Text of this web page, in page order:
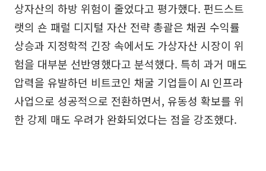
상자산의 하방 위험이 줄었다고 평가했다. 펀드스트
랫의 숀 패럴 디지털 자산 전략 총괄은 채권 수익률
상승과 지정학적 긴장 속에서도 가상자산 시장이 위
험을 대부분 선반영했다고 분석했다. 특히 과거 매도
압력을 유발하던 비트코인 채굴 기업들이 AI 인프라
사업으로 성공적으로 전환하면서, 유동성 확보를 위
한 강제 매도 우려가 완화되었다는 점을 강조했다.